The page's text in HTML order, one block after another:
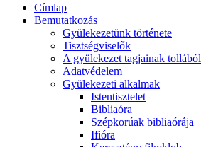
Címlap
Bemutatkozás
Gyülekezetünk története
Tisztségviselők
A gyülekezet tagjainak tollából
Adatvédelem
Gyülekezeti alkalmak
Istentisztelet
Bibliaóra
Szépkorúak bibliaórája
Ifióra